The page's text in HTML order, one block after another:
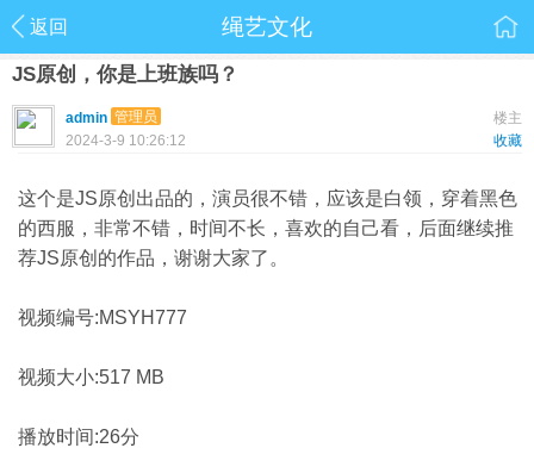
返回 绳艺文化
JS原创，你是上班族吗？
楼主
admin 管理员
收藏
2024-3-9 10:26:12
这个是JS原创出品的，演员很不错，应该是白领，穿着黑色
的西服，非常不错，时间不长，喜欢的自己看，后面继续推
荐JS原创的作品，谢谢大家了。
视频编号:MSYH777
视频大小:517 MB
播放时间:26分